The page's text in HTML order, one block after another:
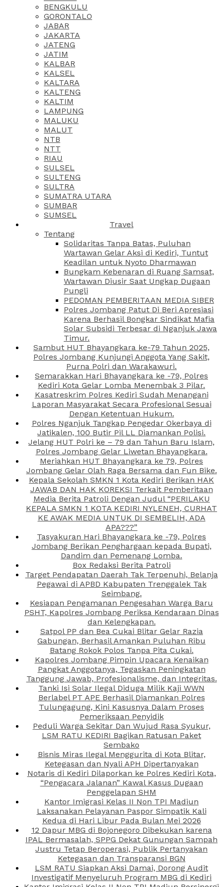
BENGKULU
GORONTALO
JABAR
JAKARTA
JATENG
JATIM
KALBAR
KALSEL
KALTARA
KALTENG
KALTIM
LAMPUNG
MALUKU
MALUT
NTB
NTT
RIAU
SULSEL
SULTENG
SULTRA
SUMATRA UTARA
SUMBAR
SUMSEL
Travel
Tentang
Solidaritas Tanpa Batas, Puluhan
Wartawan Gelar Aksi di Kediri, Tuntut
Keadilan untuk Nyoto Dharmawan
Bungkam Kebenaran di Ruang Samsat,
Wartawan Diusir Saat Ungkap Dugaan
Pungli
PEDOMAN PEMBERITAAN MEDIA SIBER
Polres Jombang Patut Di Beri Apresiasi
Karena Berhasil Bongkar Sindikat Mafia
Solar Subsidi Terbesar di Nganjuk Jawa
Timur.
Sambut HUT Bhayangkara ke-79 Tahun 2025,
Polres Jombang Kunjungi Anggota Yang Sakit,
Purna Polri dan Warakawuri.
Semarakkan Hari Bhayangkara ke -79, Polres
Kediri Kota Gelar Lomba Menembak 3 Pilar.
Kasatreskrim Polres Kediri Sudah Menangani
Laporan Masyarakat Secara Profesional Sesuai
Dengan Ketentuan Hukum.
Polres Nganjuk Tangkap Pengedar Okerbaya di
Jatikalen, 100 Butir Pil LL Diamankan Polisi.
Jelang HUT Polri ke – 79 dan Tahun Baru Islam,
Polres Jombang Gelar Liwetan Bhayangkara.
Meriahkan HUT Bhayangkara ke 79, Polres
Jombang Gelar Olah Raga Bersama dan Fun Bike.
Kepala Sekolah SMKN 1 Kota Kediri Berikan HAK
JAWAB DAN HAK KOREKSI Terkait Pemberitaan
Media Berita Patroli Dengan Judul “PERILAKU
KEPALA SMKN 1 KOTA KEDIRI NYLENEH, CURHAT
KE AWAK MEDIA UNTUK DI SEMBELIH, ADA
APA???”
Tasyakuran Hari Bhayangkara ke -79, Polres
Jombang Berikan Penghargaan kepada Bupati,
Dandim dan Pemenang Lomba.
Box Redaksi Berita Patroli
Target Pendapatan Daerah Tak Terpenuhi, Belanja
Pegawai di APBD Kabupaten Trenggalek Tak
Seimbang.
Kesiapan Pengamanan Pengesahan Warga Baru
PSHT, Kapolres Jombang Periksa Kendaraan Dinas
dan Kelengkapan.
Satpol PP dan Bea Cukai Blitar Gelar Razia
Gabungan, Berhasil Amankan Puluhan Ribu
Batang Rokok Polos Tanpa Pita Cukai.
Kapolres Jombang Pimpin Upacara Kenaikan
Pangkat Anggotanya, Tegaskan Peningkatan
Tanggung Jawab, Profesionalisme, dan Integritas.
Tanki Isi Solar Ilegal Diduga Milik Kaji WWN
Berlabel PT APE Berhasil Diamankan Polres
Tulungagung, Kini Kasusnya Dalam Proses
Pemeriksaan Penyidik
Peduli Warga Sekitar Dan Wujud Rasa Syukur,
LSM RATU KEDIRI Bagikan Ratusan Paket
Sembako
Bisnis Miras Ilegal Menggurita di Kota Blitar,
Ketegasan dan Nyali APH Dipertanyakan
Notaris di Kediri Dilaporkan ke Polres Kediri Kota,
“Pengacara Jalanan” Kawal Kasus Dugaan
Penggelapan SHM
Kantor Imigrasi Kelas II Non TPI Madiun
Laksanakan Pelayanan Paspor Simpatik Kali
Kedua di Hari Libur Pada Bulan Mei 2026
12 Dapur MBG di Bojonegoro Dibekukan karena
IPAL Bermasalah, SPPG Dekat Gunungan Sampah
Justru Tetap Beroperasi, Publik Pertanyakan
Ketegasan dan Transparansi BGN
LSM RATU Siapkan Aksi Damai, Dorong Audit
Investigatif Menyeluruh Program MBG di Kediri